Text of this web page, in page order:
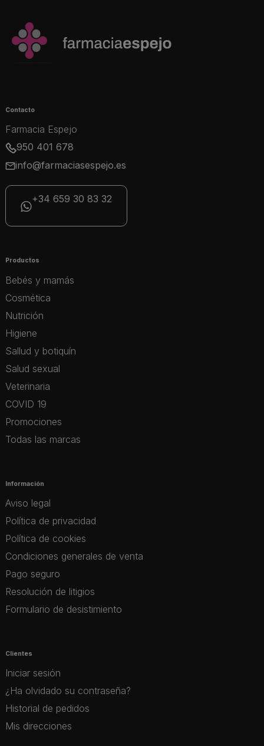
Contacto
Farmacia Espejo
950 401 678
info@farmaciasespejo.es
+34 659 30 83 32
Productos
Bebés y mamás
Cosmética
Nutrición
Higiene
Sallud y botiquín
Salud sexual
Veterinaria
COVID 19
Promociones
Todas las marcas
Información
Aviso legal
Política de privacidad
Política de cookies
Condiciones generales de venta
Pago seguro
Resolución de litigios
Formulario de desistimiento
Clientes
Iniciar sesión
¿Ha olvidado su contraseña?
Historial de pedidos
Mis direcciones